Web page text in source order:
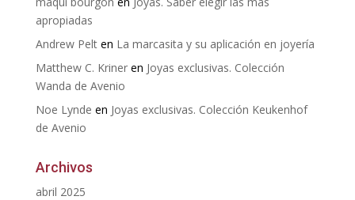
apropiadas
Andrew Pelten La marcasita y su aplicación en joyería
Matthew C. Krineren Joyas exclusivas. Colección
Wanda de Avenio
Noe Lynde en Joyas exclusivas. Colección Keukenhof
de Avenio
Archivos
abril 2025